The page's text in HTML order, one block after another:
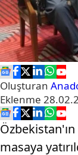
Oluşturan
Eklenme
masaya